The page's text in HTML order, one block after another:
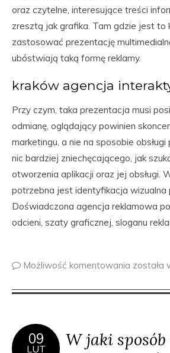
oraz czytelne, interesujące treści
zresztą jak grafika. Tam gdzie jest to
zastosować prezentację
ubóstwiają taką formę reklamy.
kraków agencja
Przy czym, taka prezentacja musi
odmianę, oglądający powinien
marketingu, a nie na sposobie
nic bardziej zniechęcającego, jak
otworzenia aplikacji oraz jej obsługi.
potrzebna jest identyfikacja wizualna
Doświadczona agencja reklamowa
odcieni, szaty graficznej, sloganu
Możliwość komentowania została
09
LUT
W jaki